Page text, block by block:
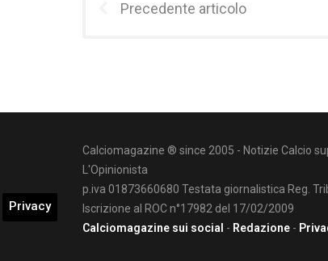
Precedente articolo
Calciomagazine ® since 2005 - Notizie Calcio
L'Opinionista
p.iva 01873660680 Testata giornalistica Reg.
Iscrizione al ROC n°17982 del 17/02/2009
Calciomagazine sui social - Redazione -
Privacy